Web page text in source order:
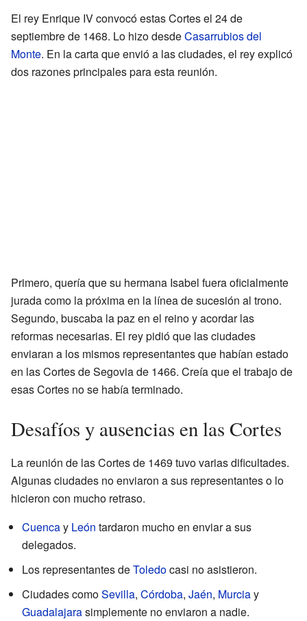
El rey Enrique IV convocó estas Cortes el 24 de
septiembre de 1468. Lo hizo desdeCasarrubios del
Monte. En la carta que envió a las ciudades, el rey explicó
dos razones principales para esta reunión.
Primero, quería que su hermana Isabel fuera oficialmente
jurada como la próxima en la línea de sucesión al trono.
Segundo, buscaba la paz en el reino y acordar las
reformas necesarias. El rey pidió que las ciudades
enviaran a los mismos representantes que habían estado
en las Cortes de Segovia de 1466. Creía que el trabajo de
esas Cortes no se había terminado.
Desafíos y ausencias en las Cortes
La reunión de las Cortes de 1469 tuvo varias dificultades.
Algunas ciudades no enviaron a sus representantes o lo
hicieron con mucho retraso.
Cuencay León tardaron mucho en enviar a sus
delegados.
Los representantes deToledocasi no asistieron.
Ciudades comoSevilla, Córdoba, Jaén, Murciay
Guadalajarasimplemente no enviaron a nadie.